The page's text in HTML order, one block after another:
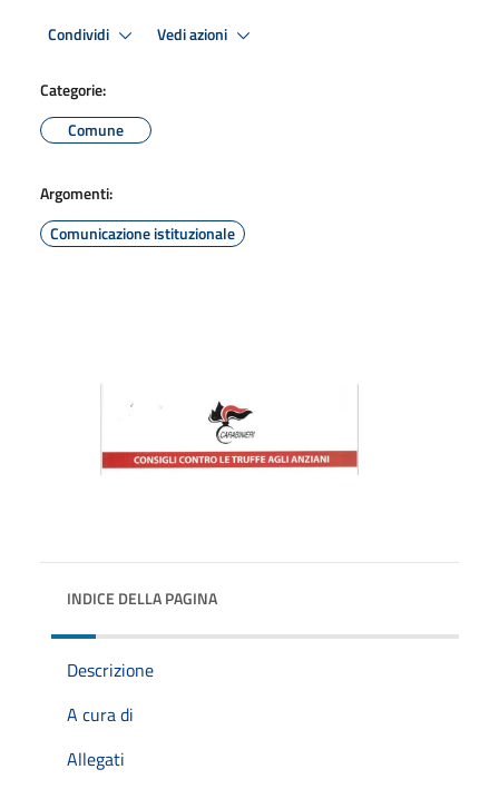
Condividi Vedi azioni
Categorie:
Comune
Argomenti:
Comunicazione istituzionale
INDICE DELLA PAGINA
Descrizione
A cura di
Allegati